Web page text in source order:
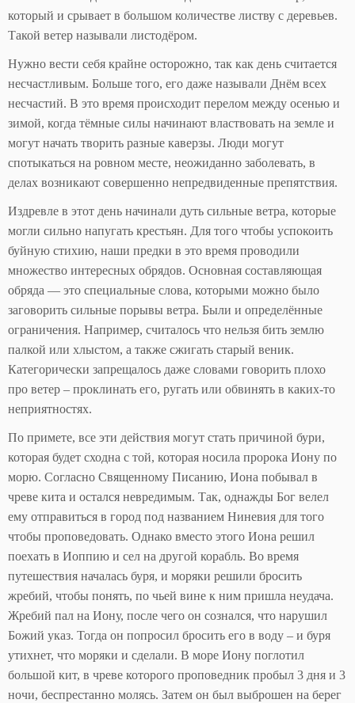
который и срывает в большом количестве листву с деревьев.
Такой ветер называли листодёром.
Нужно вести себя крайне осторожно, так как день считается
несчастливым. Больше того, его даже называли Днём всех
несчастий. В это время происходит перелом между осенью и
зимой, когда тёмные силы начинают властвовать на земле и
могут начать творить разные каверзы. Люди могут
спотыкаться на ровном месте, неожиданно заболевать, в
делах возникают совершенно непредвиденные препятствия.
Издревле в этот день начинали дуть сильные ветра, которые
могли сильно напугать крестьян. Для того чтобы успокоить
буйную стихию, наши предки в это время проводили
множество интересных обрядов. Основная составляющая
обряда — это специальные слова, которыми можно было
заговорить сильные порывы ветра. Были и определённые
ограничения. Например, считалось что нельзя бить землю
палкой или хлыстом, а также сжигать старый веник.
Категорически запрещалось даже словами говорить плохо
про ветер – проклинать его, ругать или обвинять в каких-то
неприятностях.
По примете, все эти действия могут стать причиной бури,
которая будет сходна с той, которая носила пророка Иону по
морю. Согласно Священному Писанию, Иона побывал в
чреве кита и остался невредимым. Так, однажды Бог велел
ему отправиться в город под названием Ниневия для того
чтобы проповедовать. Однако вместо этого Иона решил
поехать в Иоппию и сел на другой корабль. Во время
путешествия началась буря, и моряки решили бросить
жребий, чтобы понять, по чьей вине к ним пришла неудача.
Жребий пал на Иону, после чего он сознался, что нарушил
Божий указ. Тогда он попросил бросить его в воду – и буря
утихнет, что моряки и сделали. В море Иону поглотил
большой кит, в чреве которого проповедник пробыл 3 дня и 3
ночи, беспрестанно молясь. Затем он был выброшен на берег